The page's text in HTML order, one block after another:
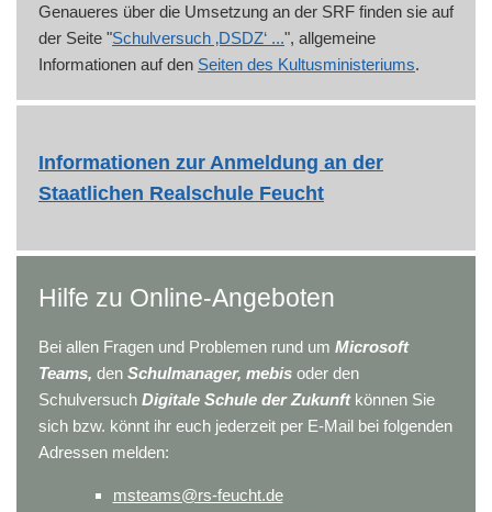
Genaueres über die Umsetzung an der SRF finden sie auf
der Seite "Schulversuch ‚DSDZ‘ ...", allgemeine
Informationen auf den Seiten des Kultusministeriums.
Informationen zur Anmeldung an der
Staatlichen Realschule Feucht
Hilfe zu Online-Angeboten
Bei allen Fragen und Problemen rund um Microsoft
Teams, den Schulmanager, mebis oder den
Schulversuch Digitale Schule der Zukunftkönnen Sie
sich bzw. könnt ihr euch jederzeit per E-Mail bei folgenden
Adressen melden:
msteams@rs-feucht.de